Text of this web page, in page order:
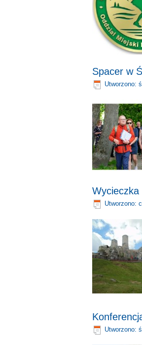
Spacer w
Utworzono:
Wycieczka
Utworzono:
Utworzono: